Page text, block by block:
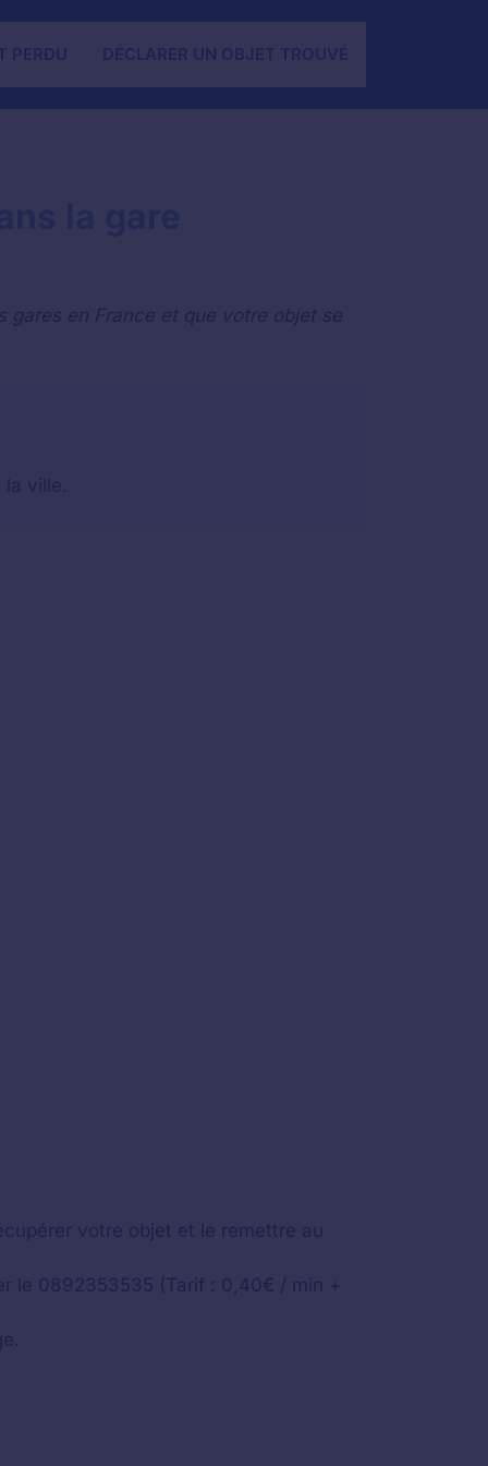
PERDU DÉCLARER UN OBJET TROUVÉ
gares en France et que votre objet se
votre objet et le remettre au
le 0892353535 (Tarif : 0,40€ / min +